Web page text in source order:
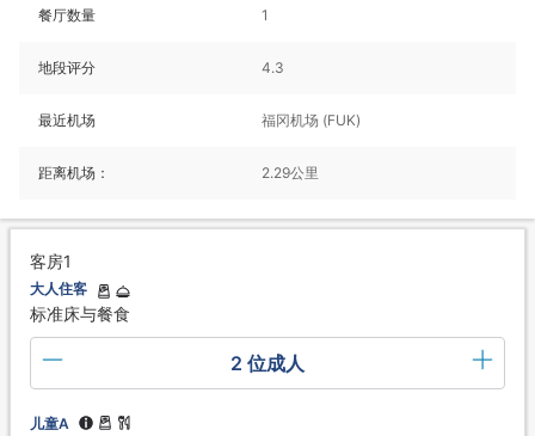
餐厅数量 1
地段评分 4.3
最近机场 福冈机场 (FUK)
距离机场： 2.29公里
客房1
大人住客
标准床与餐食
2 位成人
儿童A